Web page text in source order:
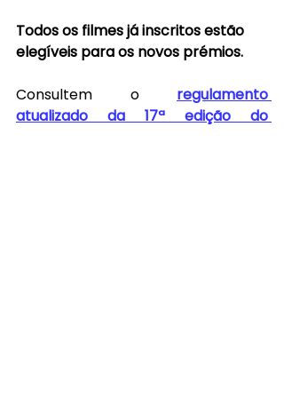
Todos os filmes já inscritos estão
elegíveis para os novos prémios.
Consultem o
regulamento
atualizado da 17ª edição do